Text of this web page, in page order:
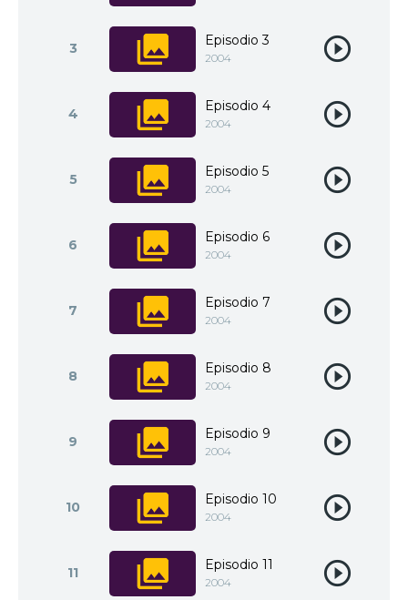
3 Episodio 3
2004
4 Episodio 4
2004
5 Episodio 5
2004
6 Episodio 6
2004
7 Episodio 7
2004
8 Episodio 8
2004
9 Episodio 9
2004
10 Episodio 10
2004
11 Episodio 11
2004